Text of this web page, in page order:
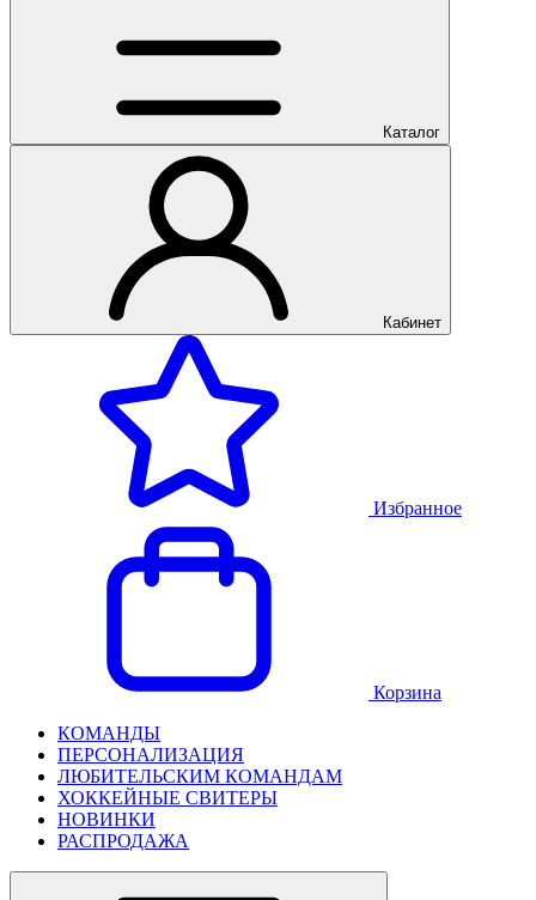
Каталог
Кабинет
Избранное
Корзина
КОМАНДЫ
ПЕРСОНАЛИЗАЦИЯ
ЛЮБИТЕЛЬСКИМ КОМАНДАМ
ХОККЕЙНЫЕ СВИТЕРЫ
НОВИНКИ
РАСПРОДАЖА